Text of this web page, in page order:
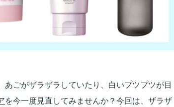
あごがザラザラしていたり、白いプツプツが目
を今一度見直してみませんか？今回は、ザラザ